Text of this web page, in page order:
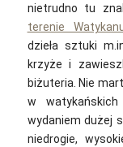
nietrudno tu
terenie
dzieła sztuki
krzyże i
biżuteria. Nie
w
wydaniem dużej
niedrogie,